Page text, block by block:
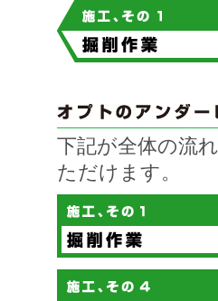
下記が全体の流
ただけます。